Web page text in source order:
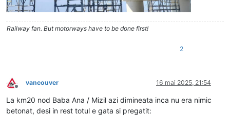
Railway fan. But motorways have to be done first!
2
Deconectat
vancouver 16 mai 2025, 21:54
La km20 nod Baba Ana / Mizil azi dimineata inca nu era nimic
betonat, desi in rest totul e gata si pregatit: